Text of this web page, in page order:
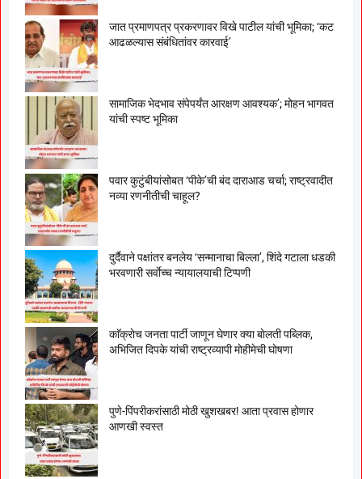
जात प्रमाणपत्र प्रकरणावर विखे पाटील यांची भूमिका; ‘कट
आढळल्यास संबंधितांवर कारवाई’
सामाजिक भेदभाव संपेपर्यंत आरक्षण आवश्यक’; मोहन भागवत
यांची स्पष्ट भूमिका
पवार कुटुंबीयांसोबत ‘पीके’ची बंद दाराआड चर्चा; राष्ट्रवादीत
नव्या रणनीतीची चाहूल?
दुर्दैवाने पक्षांतर बनलेय ‘सन्मानाचा बिल्ला’, शिंदे गटाला धडकी
भरवणारी सर्वाेच्च न्यायालयाची टिप्पणी
काॅक्राेच जनता पार्टी जाणून घेणार क्या बाेलती पब्लिक,
अभिजित दिपके यांची राष्ट्रव्यापी माेहीमेची घाेषणा
पुणे-पिंपरीकरांसाठी मोठी खुशखबर! आता प्रवास होणार
आणखी स्वस्त